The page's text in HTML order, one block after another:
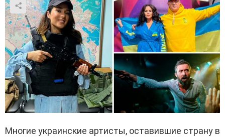
Многие украинские артисты, оставившие страну в